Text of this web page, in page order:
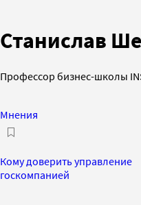
Станислав
Профессор бизнес-школы
Мнения
Кому доверить управление
госкомпанией